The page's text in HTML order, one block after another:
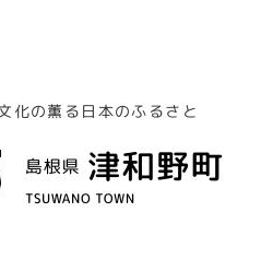
化の薫る日本のふるさと